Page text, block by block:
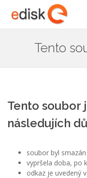
Tento
Tento soubor
následujích
soubor byl
vypršela doba, po
odkaz je uvedený